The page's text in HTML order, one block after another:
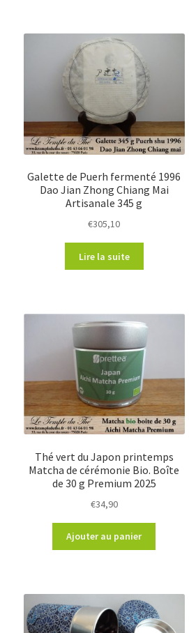
Galette de Puerh fermenté 1996
Dao Jian Zhong Chiang Mai
Artisanale 345 g
€305,10
Lire la suite
Thé vert du Japon printemps
Matcha de cérémonie Bio. Boîte
de 30 g Premium 2025
€34,90
Ajouter au panier